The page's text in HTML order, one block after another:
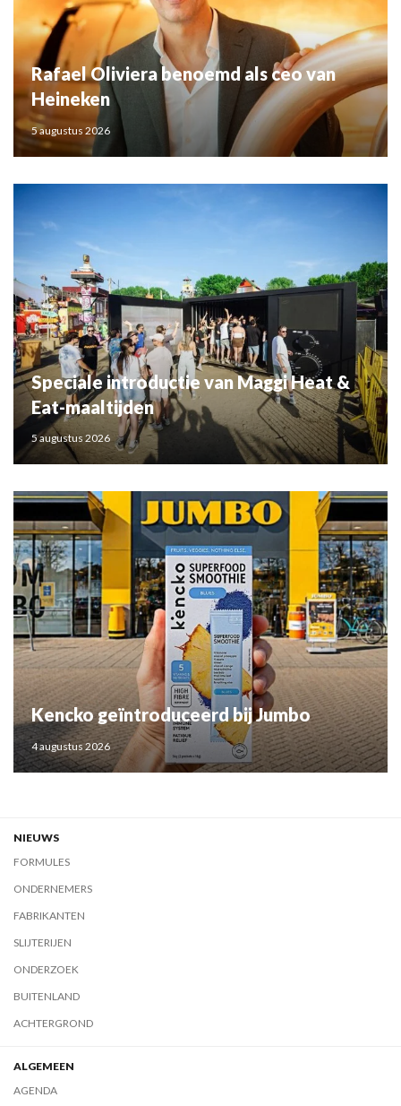
Rafael Oliviera benoemd als ceo van
Heineken
5 augustus 2026
Speciale introductie van Maggi Heat &
Eat-maaltijden
5 augustus 2026
Kencko geïntroduceerd bij Jumbo
4 augustus 2026
NIEUWS
FORMULES
ONDERNEMERS
FABRIKANTEN
SLIJTERIJEN
ONDERZOEK
BUITENLAND
ACHTERGROND
ALGEMEEN
AGENDA